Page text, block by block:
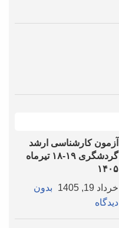
آزمون کارشناسی ارشد
گردشگری ۱۹-۱۸ تیرماه
۱۴۰۵
خرداد 19, 1405
بدون
دیدگاه